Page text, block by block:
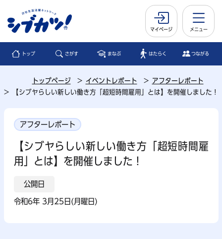
マイページ メニュー
トップ さがす まなぶ はたらく つながる
トップページ イベントレポート
アフターレポート
【シブヤらしい新しい働き方「超短時間雇用」とは】を開催しました！
アフターレポート
【シブヤらしい新しい働き方「超短時間雇
用」とは】を開催しました！
公開日
令和6年 3月25日(月曜日)